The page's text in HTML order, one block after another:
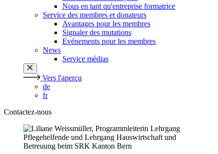
Nous en tant qu'entreprise formatrice
Service des membres et donateurs
Avantages pour les membres
Signaler des mutations
Evénements pour les membres
News
Service médias
Vers l'aperçu
de
fr
Contactez-nous